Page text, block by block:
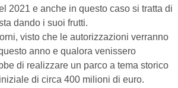
2021 e anche in questo caso si tratta di
dando i suoi frutti.
visto che le autorizzazioni verranno
anno e qualora venissero
di realizzare un parco a tema storico
di circa 400 milioni di euro.